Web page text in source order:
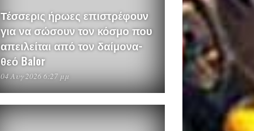
Τέσσερις ήρωες επιστρέφουν
για να σώσουν τον κόσμο που
απειλείται από τον δαίμονα-
θεό Balor
04 Αυγ 2026 6:27 μμ